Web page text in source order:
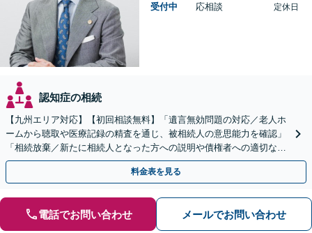
受付中
応相談
定休日
認知症の相続
【九州エリア対応】【初回相談無料】「遺言無効問題の対応／老人ホ
ームから聴取や医療記録の精査を通じ、被相続人の意思能力を確認」
「相続放棄／新たに相続人となった方への説明や債権者への適切な対
応まで、きめ細やかにサポート」【休日・夜間相談可】
料金表を見る
電話でお問い合わせ メールでお問い合わせ